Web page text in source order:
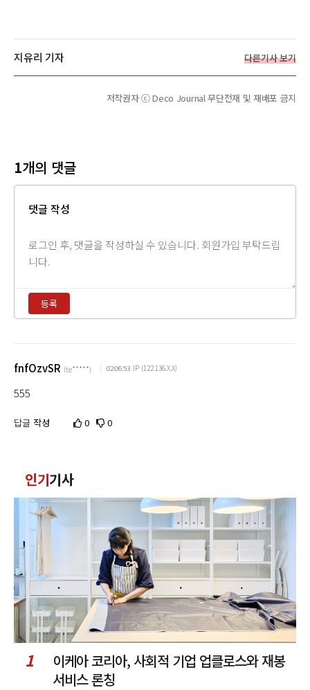
지유리 기자 다른기사 보기
저작권자 ⓒ Deco Journal 무단전재 및 재배포 금지
1개의 댓글
댓글 작성
력
등록
글
렬
fnfOzvSR (te*****) 02:06:53 IP (122.136.X.X)
555
답글 작성 0 0
인기기사
1
이케아 코리아, 사회적 기업 업클로스와 재봉
서비스 론칭